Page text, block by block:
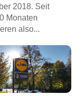
2018. Seit
Monaten
also...